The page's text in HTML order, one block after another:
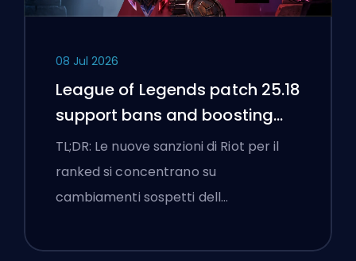
08 Jul 2026
League of Legends patch 25.18
support bans and boosting
flags
TL;DR: Le nuove sanzioni di Riot per il
ranked si concentrano su
cambiamenti sospetti dell…